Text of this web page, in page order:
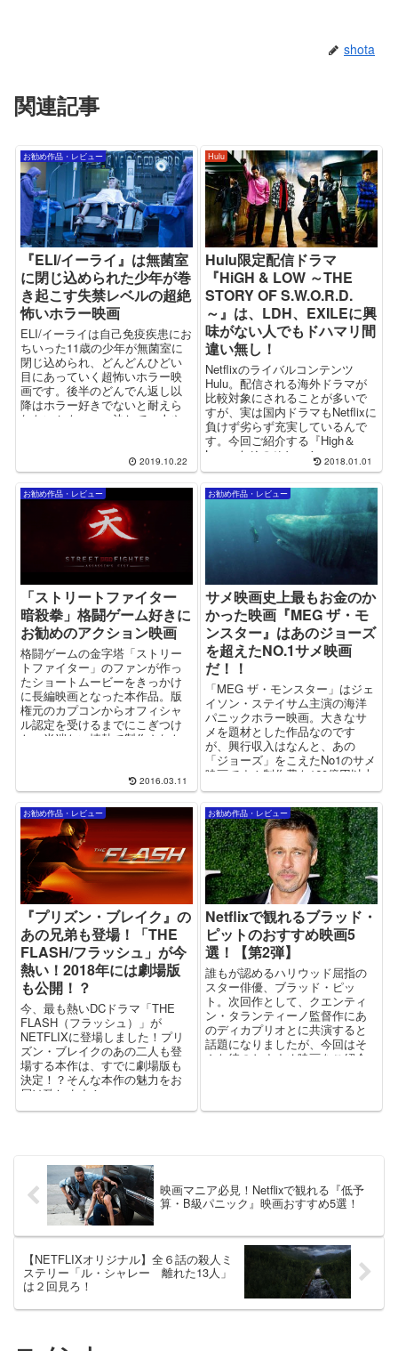
shota
関連記事
お勧め作品・レビュー
『ELI/イーライ』は無菌室
に閉じ込められた少年が巻
き起こす失禁レベルの超絶
怖いホラー映画
ELI/イーライは自己免疫疾患にお
ちいった11歳の少年が無菌室に
閉じ込められ、どんどんひどい
目にあっていく超怖いホラー映
画です。後半のどんでん返し以
降はホラー好きでないと耐えら
れないかも。。。決して一人や
2019.10.22
Hulu
Hulu限定配信ドラマ
『HiGH & LOW ～THE
STORY OF S.W.O.R.D.
～』は、LDH、EXILEに興
味がない人でもドハマリ間
違い無し！
Netflixのライバルコンテンツ
Hulu。配信される海外ドラマが
比較対象にされることが多いで
すが、実は国内ドラマもNetflixに
負けず劣らず充実しているんで
す。今回ご紹介する『High＆
Low』もそのひとつ！ 2018.01.01
お勧め作品・レビュー
「ストリートファイター
暗殺拳」格闘ゲーム好きに
お勧めのアクション映画
格闘ゲームの金字塔「ストリー
トファイター」のファンが作っ
たショートムービーをきっかけ
に長編映画となった本作品。版
権元のカプコンからオフィシャ
ル認定を受けるまでにこぎつけ
た、半端ない情熱で製作された
2016.03.11
お勧め作品・レビュー
サメ映画史上最もお金のか
かった映画『MEG ザ・モ
ンスター』はあのジョーズ
を超えたNO.1サメ映画
だ！！
「MEG ザ・モンスター」はジェ
イソン・ステイサム主演の海洋
パニックホラー映画。大きなサ
メを題材とした作品なのです
が、興行収入はなんと、あの
「ジョーズ」をこえたNo1のサメ
映画です！制作費も160億円以上
と膨大で見応えはバッチリ！！
お勧め作品・レビュー
『プリズン・ブレイク』の
あの兄弟も登場！「THE
FLASH/フラッシュ」が今
熱い！2018年には劇場版
も公開！？
今、最も熱いDCドラマ「THE
FLASH（フラッシュ）」が
NETFLIXに登場しました！プリ
ズン・ブレイクのあの二人も登
場する本作は、すでに劇場版も
決定！？そんな本作の魅力をお
届け致します！
お勧め作品・レビュー
Netflixで観れるブラッド・
ピットのおすすめ映画5
選！【第2弾】
誰もが認めるハリウッド屈指の
スター俳優、ブラッド・ピッ
ト。次回作として、クエンティ
ン・タランティーノ監督作にあ
のディカプリオとに共演すると
話題になりましたが、今回はそ
んな彼のおすすめ映画をご紹介
映画マニア必見！Netflixで観れる『低予
算・B級パニック』映画おすすめ5選！
【NETFLIXオリジナル】全６話の殺人ミ
ステリー「ル・シャレー 離れた13人」
は２回見ろ！